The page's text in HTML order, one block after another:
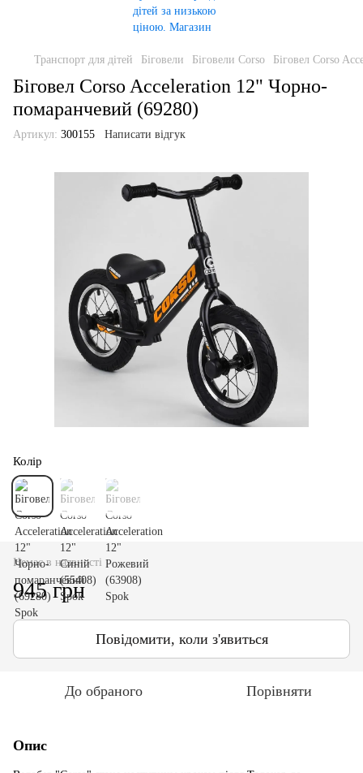
Транспорт для дітей Біговели Біговели Corso Біговел Corso
Біговел Corso Acceleration 12" Чорно-
помаранчевий (69280)
Артикул: 300155 Написати відгук
Колір
Немає в наявності
945 грн
Повідомити, коли з'явиться
До обраного Порівняти
Опис